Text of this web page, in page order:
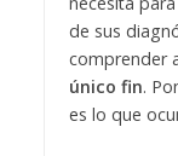
de sus
comprender
único fin.
es lo que